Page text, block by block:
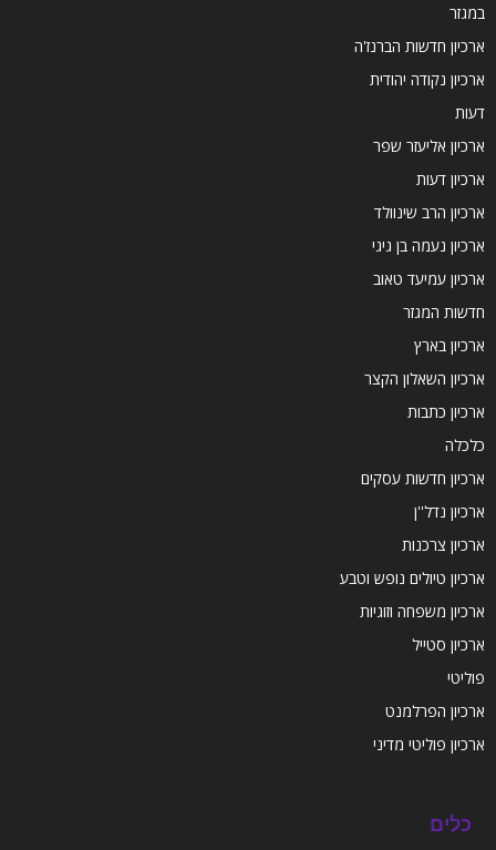
במגזר
ארכיון חדשות הברנז'ה
ארכיון נקודה יהודית
דעות
ארכיון אליעזר שפר
ארכיון דעות
ארכיון הרב שינוולד
ארכיון נעמה בן גיגי
ארכיון עמיעד טאוב
חדשות המגזר
ארכיון בארץ
ארכיון השאלון הקצר
ארכיון כתבות
כלכלה
ארכיון חדשות עסקים
ארכיון נדל''ן
ארכיון צרכנות
ארכיון טיולים נופש וטבע
ארכיון משפחה וזוגיות
ארכיון סטייל
פוליטי
ארכיון הפרלמנט
ארכיון פוליטי מדיני
כלים